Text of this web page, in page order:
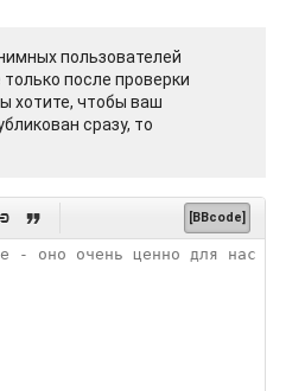
пользователей
после проверки
хотите, чтобы ваш
сразу, то
 [BBcode]